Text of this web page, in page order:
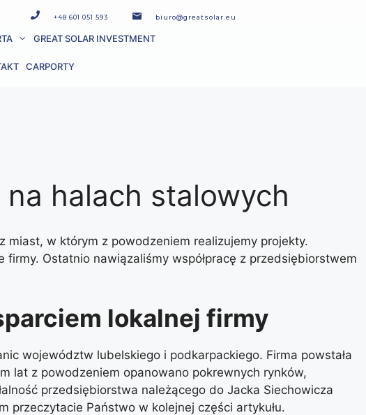
+48 601 051 593 biuro@greatsolar.eu
GREAT SOLAR INVESTMENT
CARPORTY
halach stalowych
miast, w którym z powodzeniem realizujemy projekty.
Ostatnio nawiązaliśmy współpracę z przedsiębiorstwem
lokalnej firmy
województw lubelskiego i podkarpackiego. Firma powstała
lat z powodzeniem opanowano pokrewnych rynków,
przedsiębiorstwa należącego do Jacka Siechowicza
przeczytacie Państwo w kolejnej części artykułu.